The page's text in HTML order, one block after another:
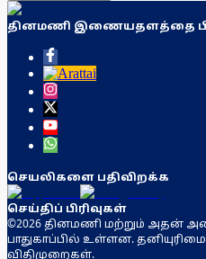
தினமணி இணையதளத்தை
செயலிகளை பதிவிறக்க
செய்திப் பிரிவுகள்
©2026 தினமணி மற்றும் அதன்
பாதுகாப்பில் உள்ளன.
விதிமுறைகள்.